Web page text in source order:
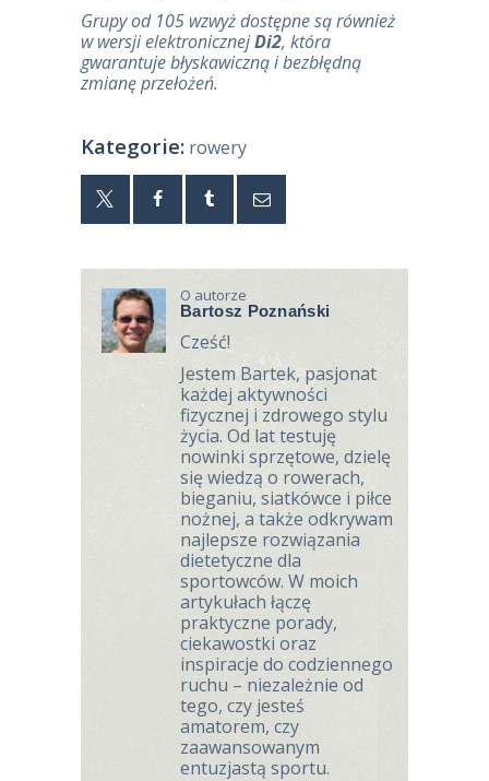
Grupy od 105 wzwyż dostępne są również
w wersji elektronicznejDi2, która
gwarantuje błyskawiczną i bezbłędną
zmianę przełożeń.
Kategorie: rowery
O autorze
Bartosz Poznański
Cześć!
Jestem Bartek, pasjonat
każdej aktywności
fizycznej i zdrowego stylu
życia. Od lat testuję
nowinki sprzętowe, dzielę
się wiedzą o rowerach,
bieganiu, siatkówce i piłce
nożnej, a także odkrywam
najlepsze rozwiązania
dietetyczne dla
sportowców. W moich
artykułach łączę
praktyczne porady,
ciekawostki oraz
inspiracje do codziennego
ruchu – niezależnie od
tego, czy jesteś
amatorem, czy
zaawansowanym
entuzjastą sportu.